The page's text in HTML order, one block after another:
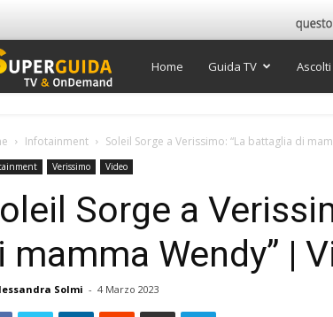
Super
Home Guida TV
Infotainment Soleil Sorge a Verissimo: “La battaglia di
Verissimo Video
Sorge a
mamma Wendy” |
Solmi - 4 Marzo 2023